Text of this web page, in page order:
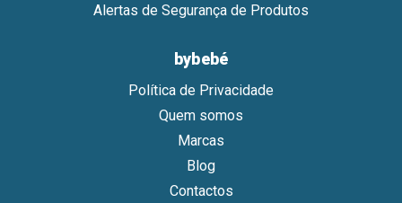
Alertas de Segurança de Produtos
bybebé
Política de Privacidade
Quem somos
Marcas
Blog
Contactos